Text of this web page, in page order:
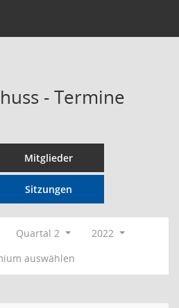
- Termine
Mitglieder
Sitzungen
Quartal 2
2022
auswählen